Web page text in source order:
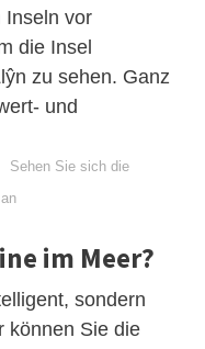
Inseln vor
die Insel
zu sehen. Ganz
und
Sehen Sie sich die
im Meer?
sondern
können Sie die